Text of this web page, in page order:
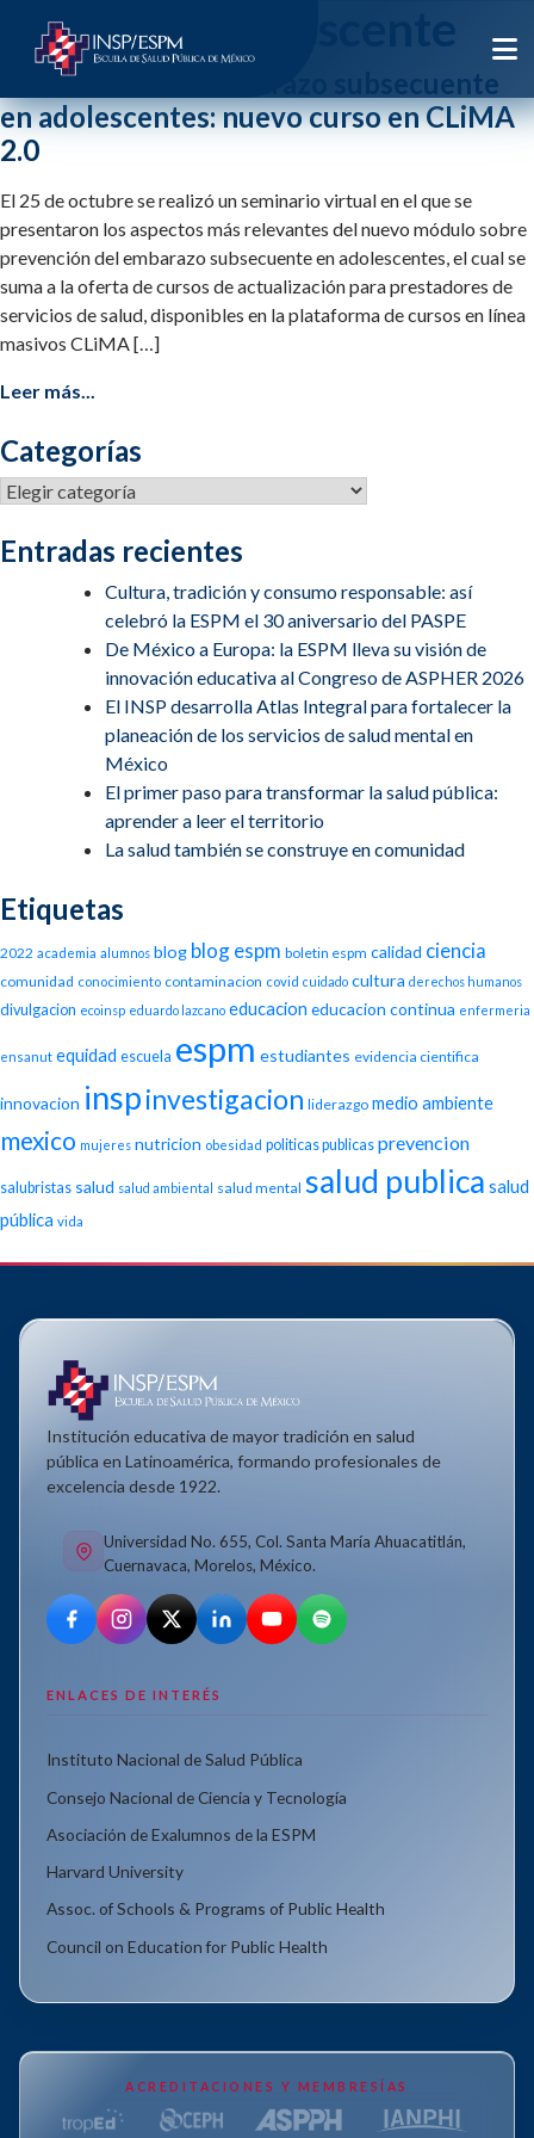
Etiqueta: adolescente
Prevención del embarazo subsecuente
en adolescentes: nuevo curso en CLiMA
2.0
El 25 de octubre se realizó un seminario virtual en el que se
presentaron los aspectos más relevantes del nuevo módulo sobre
prevención del embarazo subsecuente en adolescentes, el cual se
suma a la oferta de cursos de actualización para prestadores de
servicios de salud, disponibles en la plataforma de cursos en línea
masivos CLiMA […]
Leer más...
Categorías
Categorías
Entradas recientes
Cultura, tradición y consumo responsable: así
celebró la ESPM el 30 aniversario del PASPE
De México a Europa: la ESPM lleva su visión de
innovación educativa al Congreso de ASPHER 2026
El INSP desarrolla Atlas Integral para fortalecer la
planeación de los servicios de salud mental en
México
El primer paso para transformar la salud pública:
aprender a leer el territorio
La salud también se construye en comunidad
Etiquetas
2022 academia alumnos blog blog espm boletin espm calidad ciencia
comunidad conocimiento contaminacion covid cuidado cultura derechos humanos
divulgacion ecoinsp eduardo lazcano educacion educacion continua enfermeria
ensanut equidad escuela espm estudiantes evidencia cientifica
innovacion inspinvestigacion liderazgo medio ambiente
mexico mujeres nutricion obesidad politicas publicas prevencion
salubristas salud salud ambiental salud mental salud publica salud
pública vida
Institución educativa de mayor tradición en salud
pública en Latinoamérica, formando profesionales de
excelencia desde 1922.
Universidad No. 655, Col. Santa María Ahuacatitlán,
Cuernavaca, Morelos, México.
ENLACES DE INTERÉS
Instituto Nacional de Salud Pública
Consejo Nacional de Ciencia y Tecnología
Asociación de Exalumnos de la ESPM
Harvard University
Assoc. of Schools & Programs of Public Health
Council on Education for Public Health
ACREDITACIONES Y MEMBRESÍAS